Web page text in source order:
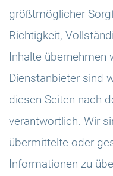
größtmöglicher
Richtigkeit,
Inhalte übernehmen
Dienstanbieter sind
diesen Seiten nach
verantwortlich. Wir
übermittelte oder
Informationen zu